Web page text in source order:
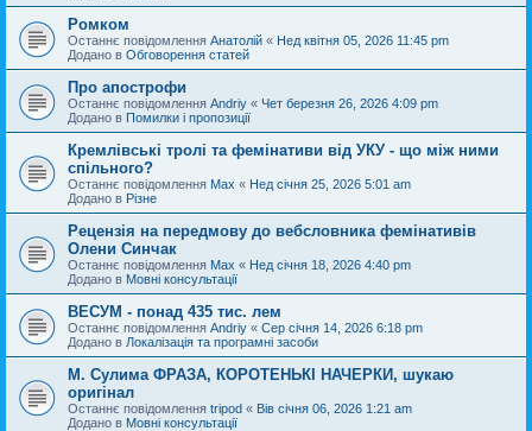
Ромком
Останнє повідомлення Анатолій « Нед квітня 05, 2026 11:45 pm
Додано в Обговорення статей
Про апострофи
Останнє повідомлення Andriy « Чет березня 26, 2026 4:09 pm
Додано в Помилки і пропозиції
Кремлівські тролі та фемінативи від УКУ - що між ними
спільного?
Останнє повідомлення Max « Нед січня 25, 2026 5:01 am
Додано в Різне
Рецензія на передмову до вебсловника фемінативів
Олени Синчак
Останнє повідомлення Max « Нед січня 18, 2026 4:40 pm
Додано в Мовні консультації
ВЕСУМ - понад 435 тис. лем
Останнє повідомлення Andriy « Сер січня 14, 2026 6:18 pm
Додано в Локалізація та програмні засоби
М. Сулима ФРАЗА, КОРОТЕНЬКІ НАЧЕРКИ, шукаю
оригінал
Останнє повідомлення tripod « Вів січня 06, 2026 1:21 am
Додано в Мовні консультації